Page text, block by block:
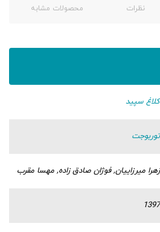
نظرات محصولات مشابه
کلاغ سپید
توربوجت
زهرا میرزاییان, فوژان صادق زاده, مهسا مقرب
1397